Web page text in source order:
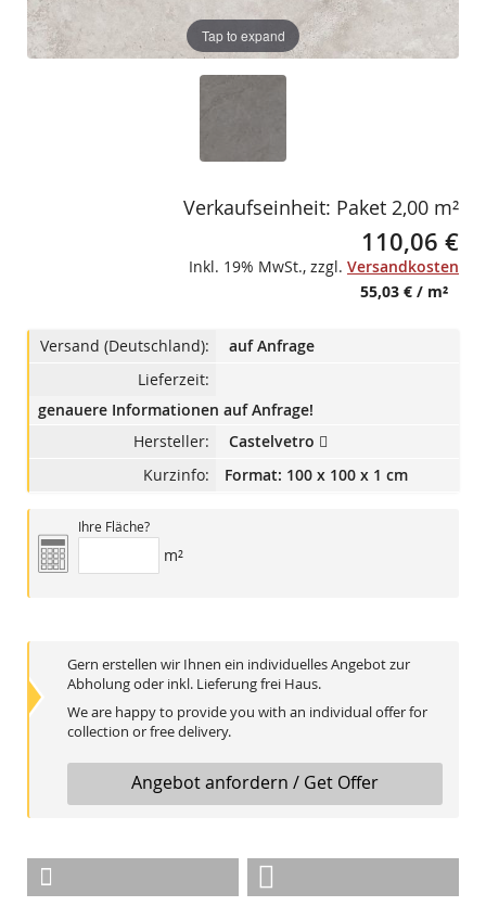
Tap to expand
Verkaufseinheit: Paket 2,00 m²
110,06 €
Inkl. 19% MwSt., zzgl. Versandkosten
55,03 € / m²
Versand (Deutschland):
auf Anfrage
Lieferzeit:
genauere Informationen auf Anfrage!
Hersteller:
Castelvetro
Kurzinfo:
Format: 100 x 100 x 1 cm
Ihre Fläche?
m²
Gern erstellen wir Ihnen ein individuelles Angebot zur
Abholung oder inkl. Lieferung frei Haus.
We are happy to provide you with an individual offer for
collection or free delivery.
Angebot anfordern / Get Offer